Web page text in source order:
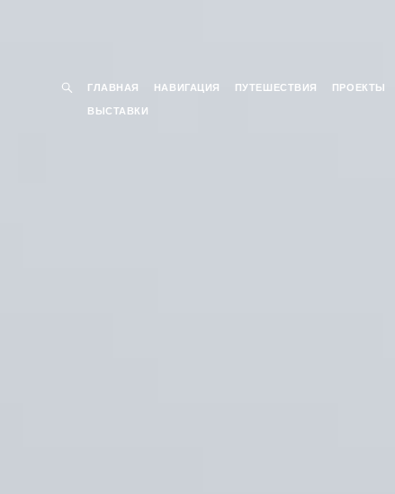
ГЛАВНАЯ НАВИГАЦИЯ ПУТЕШЕСТВИЯ ПРОЕКТЫ
ВЫСТАВКИ